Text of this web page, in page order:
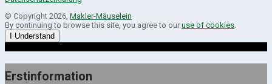
© Copyright 2026, Makler-Mäuselein
By continuing to browse this site, you agree to our use of cookies
I Understand
Erstinformation